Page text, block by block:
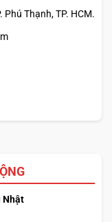
cao tải
trang bị pin dung
Thạnh, TP. HCM.
Nhật